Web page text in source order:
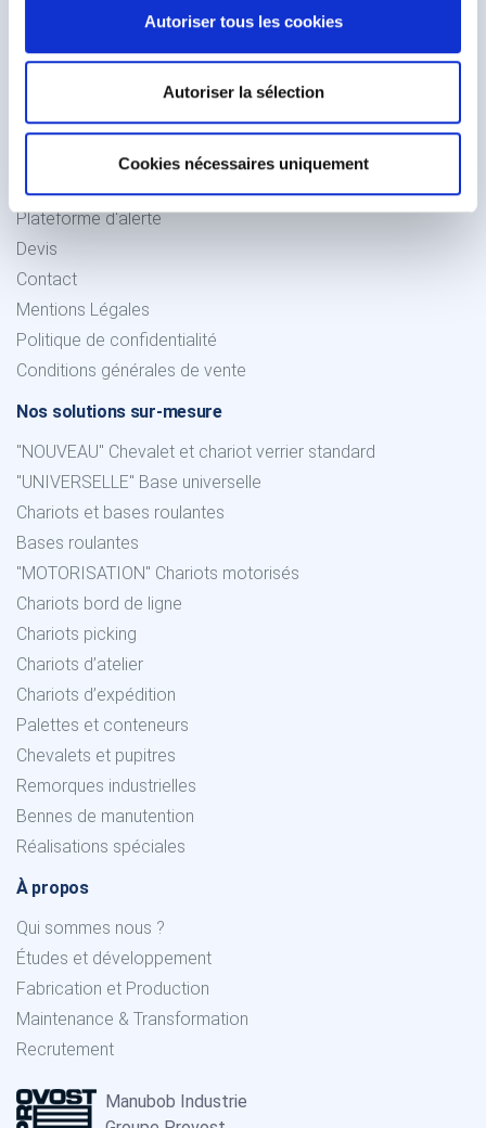
Autoriser tous les cookies
Autoriser la sélection
Cookies nécessaires uniquement
03 20 28 10 10
Nous contacter
Plateforme d'alerte
Devis
Contact
Mentions Légales
Politique de confidentialité
Conditions générales de vente
Nos solutions sur-mesure
"NOUVEAU" Chevalet et chariot verrier standard
"UNIVERSELLE" Base universelle
Chariots et bases roulantes
Bases roulantes
"MOTORISATION" Chariots motorisés
Chariots bord de ligne
Chariots picking
Chariots d’atelier
Chariots d’expédition
Palettes et conteneurs
Chevalets et pupitres
Remorques industrielles
Bennes de manutention
Réalisations spéciales
À propos
Qui sommes nous ?
Études et développement
Fabrication et Production
Maintenance & Transformation
Recrutement
Manubob Industrie